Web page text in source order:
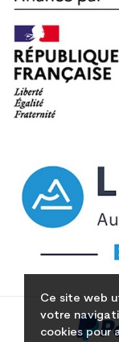
Ce site web
votre
cookies pour